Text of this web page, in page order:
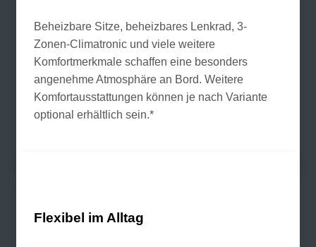
Beheizbare Sitze, beheizbares Lenkrad, 3-
Zonen-Climatronic und viele weitere
Komfortmerkmale schaffen eine besonders
angenehme Atmosphäre an Bord. Weitere
Komfortausstattungen können je nach Variante
optional erhältlich sein.*
Flexibel im Alltag